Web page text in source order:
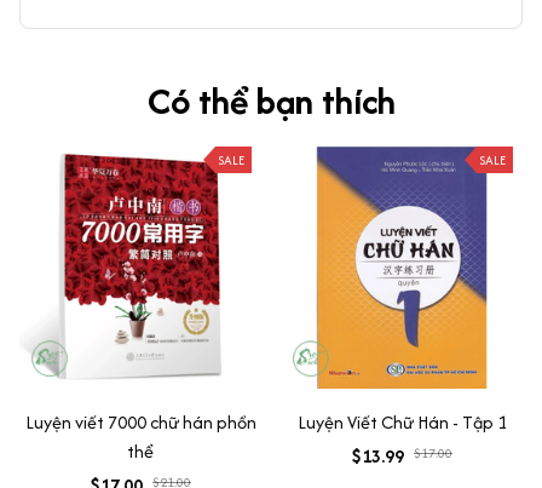
Có thể bạn thích
SALE
Luyện viết 7000 chữ hán phồn
thể
$21.00
SALE
Luyện Viết Chữ Hán - Tập 1
$13.99 $17.00